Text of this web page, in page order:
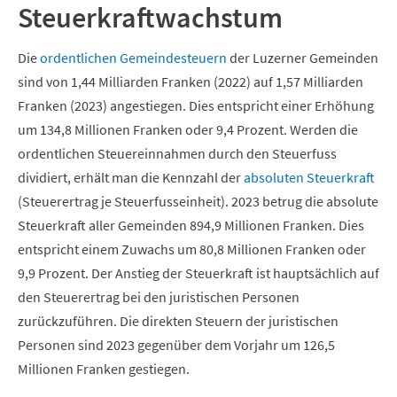
Steuerkraftwachstum
Dieordentlichen Gemeindesteuern der Luzerner Gemeinden
sind von 1,44 Milliarden Franken (2022) auf 1,57 Milliarden
Franken (2023) angestiegen. Dies entspricht einer Erhöhung
um 134,8 Millionen Franken oder 9,4 Prozent. Werden die
ordentlichen Steuereinnahmen durch den Steuerfuss
dividiert, erhält man die Kennzahl derabsoluten Steuerkraft
(Steuerertrag je Steuerfusseinheit). 2023 betrug die absolute
Steuerkraft aller Gemeinden 894,9 Millionen Franken. Dies
entspricht einem Zuwachs um 80,8 Millionen Franken oder
9,9 Prozent. Der Anstieg der Steuerkraft ist hauptsächlich auf
den Steuerertrag bei den juristischen Personen
zurückzuführen. Die direkten Steuern der juristischen
Personen sind 2023 gegenüber dem Vorjahr um 126,5
Millionen Franken gestiegen.